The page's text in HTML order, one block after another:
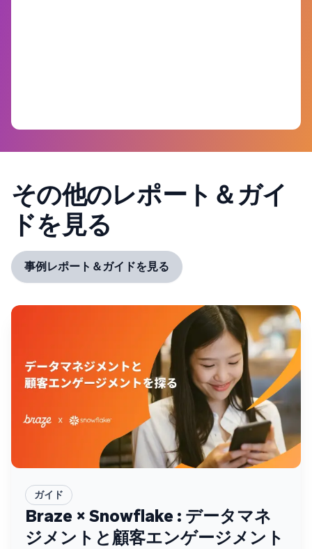
その他のレポート＆ガイ
ドを見る
事例レポート＆ガイドを見る
ガイド
Braze × Snowflake : データマネ
ジメントと顧客エンゲージメント